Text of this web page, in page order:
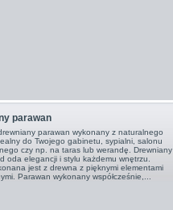
parawan
parawan wykonany z naturalnego
do Twojego gabinetu, sypialni, salonu
czy np. na taras lub werandę. Drewniany
oda elegancji i stylu każdemu wnętrzu.
jest z drewna z pięknymi elementami
Parawan wykonany współcześnie,...